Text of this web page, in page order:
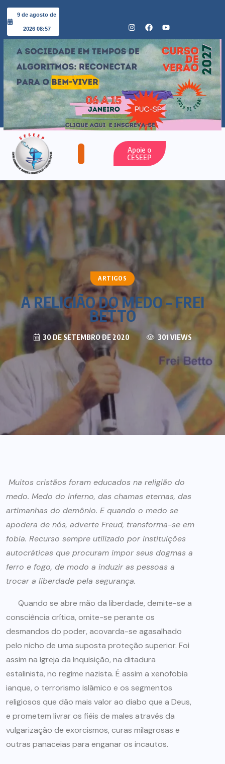
9 de agosto de
2026 08:57
Apoie o
CESEEP
ARTIGOS
A RELIGIÃO DO MEDO – FREI
BETTO
30 DE SETEMBRO DE 2020 301 VIEWS
Muitos cristãos foram educados na religião do
medo. Medo do inferno, das chamas eternas, das
artimanhas do demônio. E quando o medo se
apodera de nós, adverte Freud, transforma-se em
fobia. Recurso sempre utilizado por instituições
autocráticas que procuram impor seus dogmas a
ferro e fogo, de modo a induzir as pessoas a
trocar a liberdade pela segurança.
Quando se abre mão da liberdade, demite-se a
consciência crítica, omite-se perante os
desmandos do poder, acovarda-se agasalhado
pelo nicho de uma suposta proteção superior. Foi
assim na Igreja da Inquisição, na ditadura
estalinista, no regime nazista. É assim a xenofobia
ianque, o terrorismo islâmico e os segmentos
religiosos que dão mais valor ao diabo que a Deus,
e prometem livrar os fiéis de males através da
vulgarização de exorcismos, curas milagrosas e
outras panaceias para enganar os incautos.